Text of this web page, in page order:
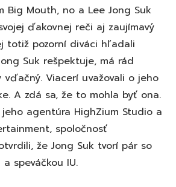
Big Mouth, no a Lee Jong Suk
ďakovnej reči aj zaujímavý
totiž pozorní diváci hľadali
Suk rešpektuje, má rád
Viacerí uvažovali o jeho
A zdá sa, že to mohla byť ona.
agentúra HighZium Studio a
spoločnosť
že Jong Suk tvorí pár so
speváčkou IU.